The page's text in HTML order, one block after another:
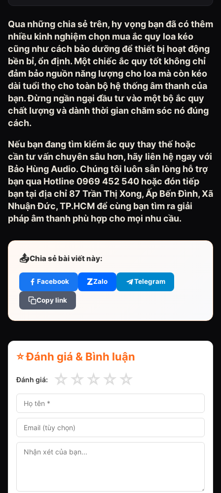
Qua những chia sẻ trên, hy vọng bạn đã có thêm
nhiều kinh nghiệm chọn mua ắc quy loa kéo
cũng như cách bảo dưỡng để thiết bị hoạt động
bền bỉ, ổn định. Một chiếc ắc quy tốt không chỉ
đảm bảo nguồn năng lượng cho loa mà còn kéo
dài tuổi thọ cho toàn bộ hệ thống âm thanh của
bạn. Đừng ngần ngại đầu tư vào một bộ ắc quy
chất lượng và dành thời gian chăm sóc nó đúng
cách.
Nếu bạn đang tìm kiếm ắc quy thay thế hoặc
cần tư vấn chuyên sâu hơn, hãy liên hệ ngay với
Bảo Hùng Audio. Chúng tôi luôn sẵn lòng hỗ trợ
bạn qua Hotline 0969 452 540 hoặc đón tiếp
bạn tại địa chỉ 87 Trần Thị Xong, Ấp Bến Đình, Xã
Nhuận Đức, TP.HCM để cùng bạn tìm ra giải
pháp âm thanh phù hợp cho mọi nhu cầu.
📤Chia sẻ bài viết này:
Facebook ZZalo Telegram
Copy link
⭐ Đánh giá & Bình luận
Đánh giá: ☆ ☆ ☆ ☆ ☆